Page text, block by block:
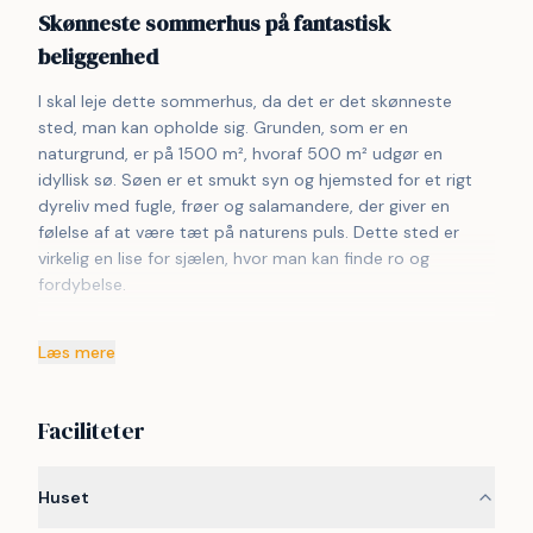
Skønneste sommerhus på fantastisk
beliggenhed
I skal leje dette sommerhus, da det er det skønneste
sted, man kan opholde sig. Grunden, som er en
naturgrund, er på 1500 m², hvoraf 500 m² udgør en
idyllisk sø. Søen er et smukt syn og hjemsted for et rigt
dyreliv med fugle, frøer og salamandere, der giver en
følelse af at være tæt på naturens puls. Dette sted er
virkelig en lise for sjælen, hvor man kan finde ro og
fordybelse.
med en varm og indbydende atmosfære. Det er udstyret
hvilket gør det muligt at nyde naturen, selv når man er
vandet, mens solens stråler danser på overfladen, eller I
Læs mere
Faciliteter
Huset